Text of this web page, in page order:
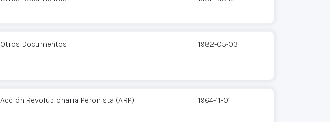
Otros Documentos 1982-05-03
Acción Revolucionaria Peronista (ARP) 1964-11-01